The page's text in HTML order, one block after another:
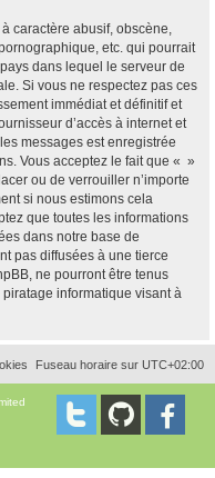
caractère abusif, obscène,
etc. qui pourrait
dans lequel le serveur de
Si vous ne respectez pas ces
immédiat et définitif et
d’accès à internet et
messages est enregistrée
Vous acceptez le fait que « »
ou de verrouiller n’importe
si nous estimons cela
que toutes les informations
dans notre base de
pas diffusées à une tierce
ne pourront être tenus
informatique visant à
Fuseau horaire sur UTC+02:00